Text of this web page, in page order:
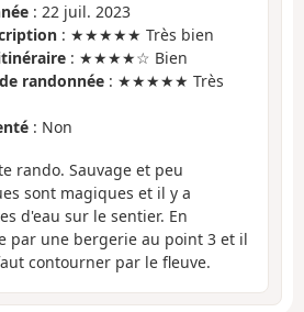
: 22 juil. 2023
: ★★★★★ Très bien
: ★★★★☆ Bien
randonnée : ★★★★★ Très
: Non
rando. Sauvage et peu
sont magiques et il y a
d'eau sur le sentier. En
par une bergerie au point 3 et il
contourner par le fleuve.